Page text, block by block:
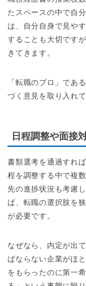
たスペースの中で自
は、自分自身で見や
することも大切です
きてきます。
「転職のプロ」であ
づく意見を取り入れ
日程調整や面接
書類選考を通過すれ
程を調整する中で複
先の進捗状況も考慮
ば、転職の選択肢を
が必要です。
なぜなら、内定が出
ばならない企業がほ
をもらったのに第一